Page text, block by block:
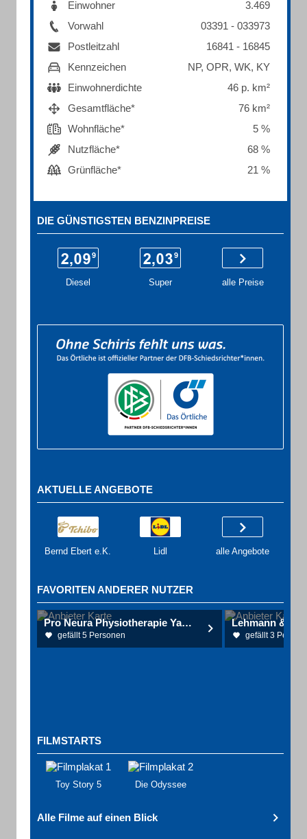
Einwohner
3.469
Vorwahl
03391 - 033973
Postleitzahl
16841 - 16845
Kennzeichen
NP, OPR, WK, KY
Einwohnerdichte
46 p. km²
Gesamtfläche*
76 km²
Wohnfläche*
5 %
Nutzfläche*
68 %
Grünfläche*
21 %
DIE GÜNSTIGSTEN BENZINPREISE
Diesel Super alle Preise
AKTUELLE ANGEBOTE
Bernd Ebert e.K. Lidl alle Angebote
FAVORITEN ANDERER NUTZER
Pro Neura Physiotherapie Yannik Gruhl
gefällt 5 Personen gefällt 3
FILMSTARTS
Toy Story 5 Die Odyssee
Alle Filme auf einen Blick